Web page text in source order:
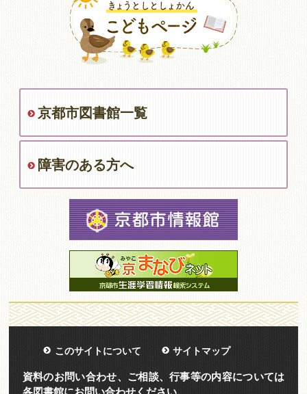
京都市図書館一覧
障害のある方へ
このサイトについて サイトマップ
資料のお問い合わせ、ご相談、行事等の内容については